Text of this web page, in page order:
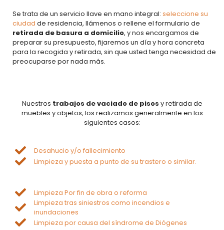
Se trata de un servicio llave en mano integral: seleccione su
ciudad de residencia, llámenos o rellene el formulario de
retirada de basura a domicilio, y nos encargamos de
preparar su presupuesto, fijaremos un día y hora concreta
para la recogida y retirada, sin que usted tenga necesidad de
preocuparse por nada más.
Nuestros trabajos de vaciado de pisos y retirada de
muebles y objetos, los realizamos generalmente en los
siguientes casos:
Desahucio y/o fallecimiento
Limpieza y puesta a punto de su trastero o similar.
Limpieza Por fin de obra o reforma
Limpieza tras siniestros como incendios e
inundaciones
Limpieza por causa del síndrome de Diógenes